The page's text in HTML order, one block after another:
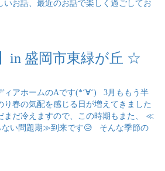
いお話、最近のお話で楽しく過ごしてお
in 盛岡市東緑が丘 ☆
ィアホームのAです(*‘∀‘) 3月ももう半
り春の気配を感じる日が増えてきました
まだ冷えますので、この時期もまた、 ≪
ない問題期≫到来です😥 そんな季節の